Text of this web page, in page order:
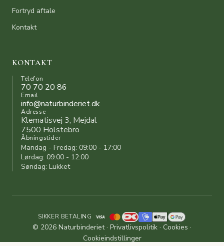
Fortryd aftale
Kontakt
KONTAKT
Telefon
70 70 20 86
Email
info@naturbinderiet.dk
Adresse
Klematisvej 3, Mejdal
7500 Holstebro
Åbningstider
Mandag - Fredag: 09:00 - 17:00
Lørdag: 09:00 - 12:00
Søndag: Lukket
SIKKER BETALING
© 2026 Naturbinderiet · Privatlivspolitik · Cookies ·
Cookieindstillinger